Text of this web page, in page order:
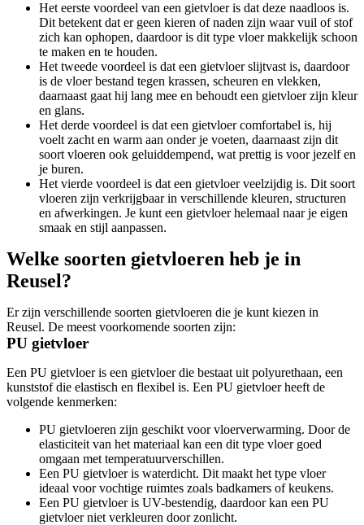
Het eerste voordeel van een gietvloer is dat deze naadloos is.
Dit betekent dat er geen kieren of naden zijn waar vuil of stof
zich kan ophopen, daardoor is dit type vloer makkelijk schoon
te maken en te houden.
Het tweede voordeel is dat een gietvloer slijtvast is, daardoor
is de vloer bestand tegen krassen, scheuren en vlekken,
daarnaast gaat hij lang mee en behoudt een gietvloer zijn kleur
en glans.
Het derde voordeel is dat een gietvloer comfortabel is, hij
voelt zacht en warm aan onder je voeten, daarnaast zijn dit
soort vloeren ook geluiddempend, wat prettig is voor jezelf en
je buren.
Het vierde voordeel is dat een gietvloer veelzijdig is. Dit soort
vloeren zijn verkrijgbaar in verschillende kleuren, structuren
en afwerkingen. Je kunt een gietvloer helemaal naar je eigen
smaak en stijl aanpassen.
Welke soorten gietvloeren heb je in
Reusel?
Er zijn verschillende soorten gietvloeren die je kunt kiezen in
Reusel. De meest voorkomende soorten zijn:
PU gietvloer
Een PU gietvloer is een gietvloer die bestaat uit polyurethaan, een
kunststof die elastisch en flexibel is. Een PU gietvloer heeft de
volgende kenmerken:
PU gietvloeren zijn geschikt voor vloerverwarming. Door de
elasticiteit van het materiaal kan een dit type vloer goed
omgaan met temperatuurverschillen.
Een PU gietvloer is waterdicht. Dit maakt het type vloer
ideaal voor vochtige ruimtes zoals badkamers of keukens.
Een PU gietvloer is UV-bestendig, daardoor kan een PU
gietvloer niet verkleuren door zonlicht.